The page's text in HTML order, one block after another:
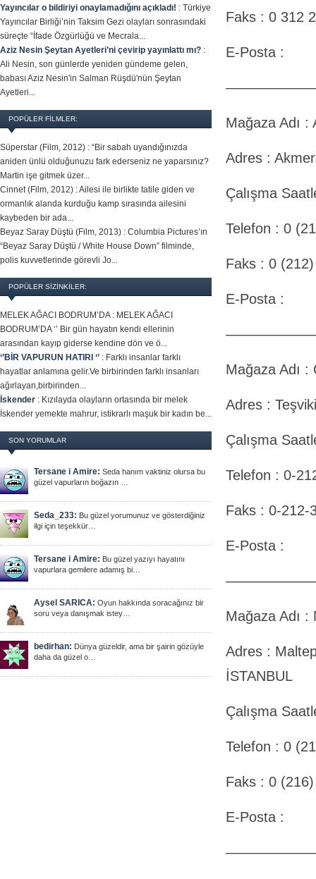
Faks : 0 312
E-Posta :
Mağaza Adı :
Adres :
Çalışma
Telefon : 0
Faks : 0
E-Posta :
Mağaza Adı :
Adres :
Çalışma
Telefon : 0-
Faks : 0-212-
E-Posta :
Mağaza Adı
Adres :
İSTANBUL
Çalışma
Telefon : 0
Faks : 0
E-Posta :
Yayıncılar o bildiriyi onaylamadığını açıkladı! : Türkiye
Yayıncılar Birliği’nin Taksim Gezi olayları sonrasındaki
süreçte “İfade Özgürlüğü ve Mecrala...
Aziz Nesin Şeytan Ayetleri’ni çevirip yayınlattı mı? :
Ali Nesin, son günlerde yeniden gündeme gelen,
babası Aziz Nesin'in Salman Rüşdü'nün Şeytan
Ayetleri...
POPÜLER FILMLER:
Süperstar (Film, 2012) : “Bir sabah uyandığınızda
aniden ünlü olduğunuzu fark ederseniz ne yaparsınız?
Martin işe gitmek üzer...
Cinnet (Film, 2012) :Ailesi ile birlikte tatile giden ve
ormanlık alanda kurduğu kamp sırasında ailesini
kaybeden bir ada...
Beyaz Saray Düştü (Film, 2013) : Columbia Pictures’ın
“Beyaz Saray Düştü / White House Down” filminde,
polis kuvvetlerinde görevli Jo...
POPÜLER SİZİNKİLER:
MELEK AĞACI BODRUM’DA : MELEK AĞACI
BODRUM’DA ‘’ Bir gün hayatın kendi ellerinin
arasından kayıp giderse kendine dön ve ö...
‘’BİR VAPURUN HATIRI ‘’ : Farklı insanlar farklı
hayatlar anlamına gelir.Ve birbirinden farklı insanları
ağırlayan,birbirinden...
İskender : Kızılayda olayların ortasında bir melek
İskender yemekte mahrur, istikrarlı maşuk bir kadın be...
SON YORUMLAR
Tersane i Amire: Seda hanım vaktiniz olursa bu
güzel vapurların boğazın …
Seda_233: Bu güzel yorumunuz ve gösterdiğiniz
ilgi için teşekkür…
Tersane i Amire: Bu güzel yazıyı hayatını
vapurlara gemilere adamış bi…
Aysel SARICA: Oyun hakkında soracağınız bir
soru veya danışmak istey…
bedirhan: Dünya güzeldir, ama bir şairin gözüyle
daha da güzel o…